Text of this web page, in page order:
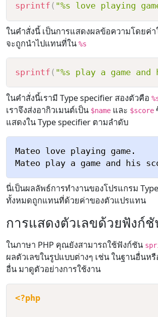
sprintf ( "%s love playing
ในคำสั่งนี้ เป็นการแสดงผลข้อความโดยค่
จะถูกนำไปแทนที่ใน%s
sprintf ( "%s play a game
ในคำสั่งนี้เรามี Type specifier สองตัวคือ
เราจึงส่งอากิวเมนต์เป็น $name และ $score
แสดงใน Type specifier ตามลำดับ
Mateo love playing game.
นี่เป็นผลลัพธ์การทำงานของโปรแกรม
ทั้งหมดถูกแทนที่ด้วยค่าของตัวแปรแทน
การแสดงตัวเลขด้วยฟังก์
ในภาษา PHP คุณยังสามารถใช้ฟังก์ชัน
ผลตัวเลขในรูปแบบต่างๆ เช่น ในฐานอื่นห
อื่น มาดูตัวอย่างการใช้งาน
<?php